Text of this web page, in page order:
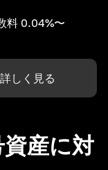
料 0.04%〜
詳しく見る
産に対